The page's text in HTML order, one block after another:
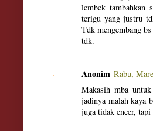
lembek tambahkan
terigu yang justru
Tdk mengembang
tdk.
Anonim Rabu,
Makasih mba
jadinya malah kaya
juga tidak encer,